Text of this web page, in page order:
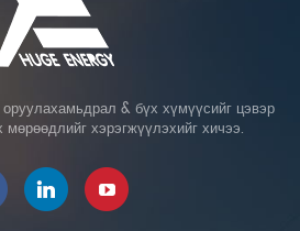
& бүх хүмүүсийг цэвэр
хэрэгжүүлэхийг хичээ.